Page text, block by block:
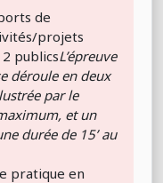
de
projets
publicsL’épreuve
déroule en deux
par le
et un
durée de 15’ au
pratique en